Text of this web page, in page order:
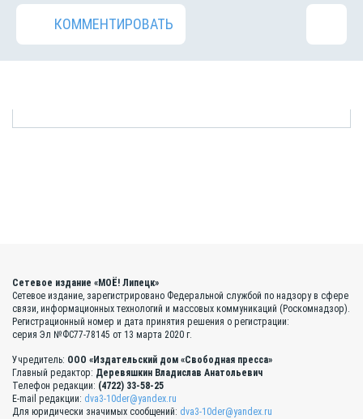
КОММЕНТИРОВАТЬ
Сетевое издание «МОЁ! Липецк»
Сетевое издание, зарегистрировано Федеральной службой по надзору в сфере
связи, информационных технологий и массовых коммуникаций (Роскомнадзор).
Регистрационный номер и дата принятия решения о регистрации:
серия Эл №ФС77-78145 от 13 марта 2020 г.
Учредитель: ООО «Издательский дом «Свободная пресса»
Главный редактор: Деревяшкин Владислав Анатольевич
Телефон редакции: (4722) 33-58-25
E-mail редакции: dva3-10der@yandex.ru
Для юридически значимых сообщений: dva3-10der@yandex.ru